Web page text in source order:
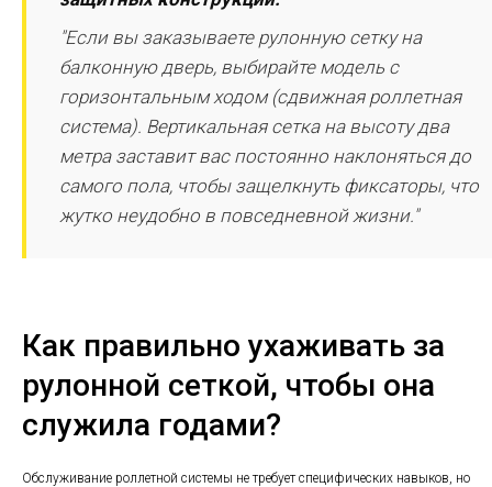
"Если вы заказываете рулонную сетку на
балконную дверь, выбирайте модель с
горизонтальным ходом (сдвижная роллетная
система). Вертикальная сетка на высоту два
метра заставит вас постоянно наклоняться до
самого пола, чтобы защелкнуть фиксаторы, что
жутко неудобно в повседневной жизни."
Как правильно ухаживать за
рулонной сеткой, чтобы она
служила годами?
Обслуживание роллетной системы не требует специфических навыков, но